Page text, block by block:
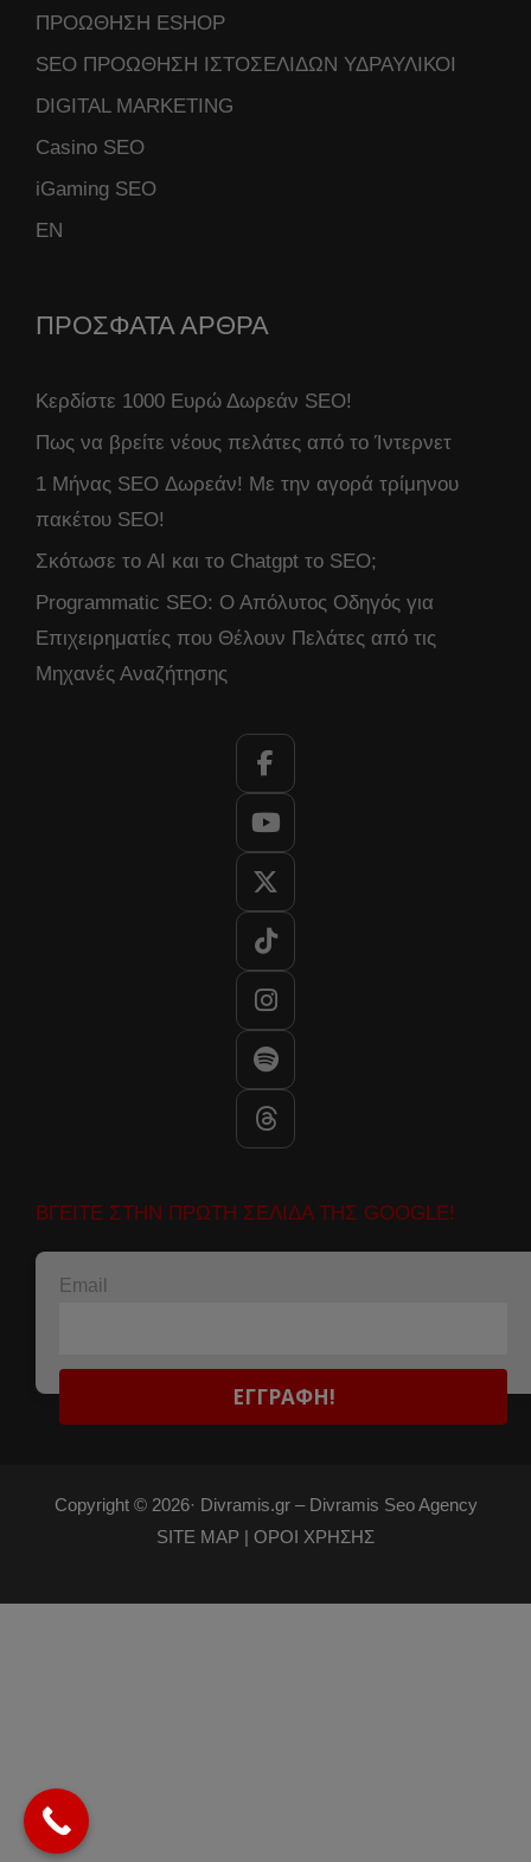
ΠΡΟΩΘΗΣΗ ESHOP
SEO ΠΡΟΩΘΗΣΗ ΙΣΤΟΣΕΛΙΔΩΝ ΥΔΡΑΥΛΙΚΟΙ
DIGITAL MARKETING
Casino SEO
iGaming SEO
ΕΝ
ΠΡΟΣΦΑΤΑ ΑΡΘΡΑ
Κερδίστε 1000 Ευρώ Δωρεάν SEO!
Πως να βρείτε νέους πελάτες από το Ίντερνετ
1 Μήνας SEO Δωρεάν! Με την αγορά τρίμηνου
πακέτου SEO!
Σκότωσε το AI και το Chatgpt το SEO;
Programmatic SEO: Ο Απόλυτος Οδηγός για
Επιχειρηματίες που Θέλουν Πελάτες από τις
Μηχανές Αναζήτησης
ΒΓΕΙΤΕ ΣΤΗΝ ΠΡΩΤΗ ΣΕΛΙΔΑ ΤΗΣ GOOGLE!
Email
Copyright © 2026· Divramis.gr –Divramis Seo Agency
SITE MAP | ΟΡΟΙ ΧΡΗΣΗΣ